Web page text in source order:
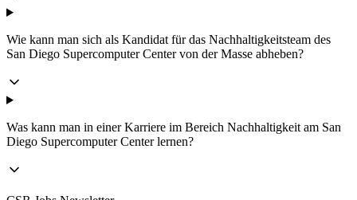
Wie kann man sich als Kandidat für das Nachhaltigkeitsteam des
San Diego Supercomputer Center von der Masse abheben?
Was kann man in einer Karriere im Bereich Nachhaltigkeit am San
Diego Supercomputer Center lernen?